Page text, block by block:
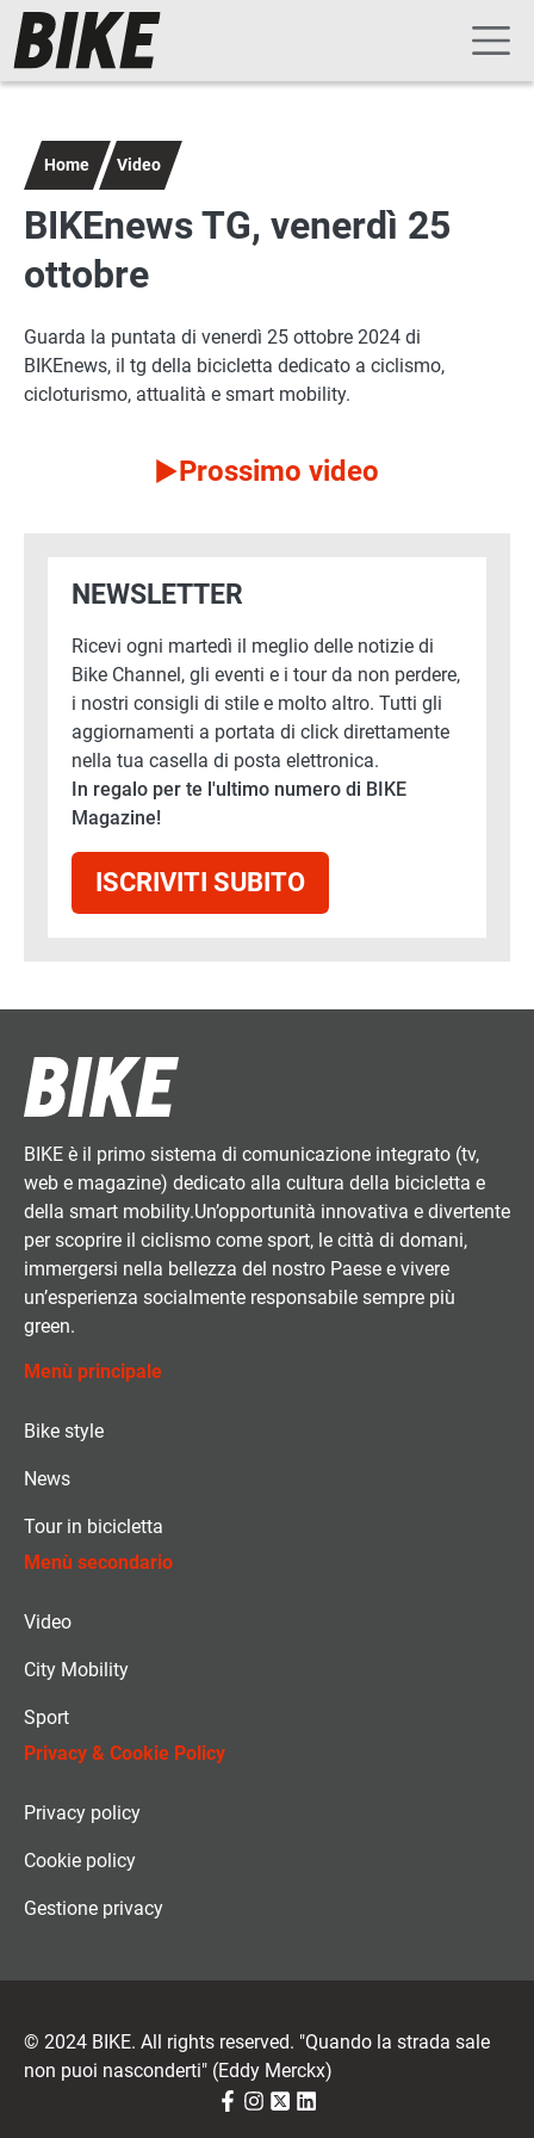
Salta al contenuto principale
Navigazione principale
Home Video
BIKEnews TG, venerdì 25
ottobre
Guarda la puntata di venerdì 25 ottobre 2024 di
BIKEnews, il tg della bicicletta dedicato a ciclismo,
cicloturismo, attualità e smart mobility.
Prossimo video
NEWSLETTER
Ricevi ogni martedì il meglio delle notizie di
Bike Channel, gli eventi e i tour da non perdere,
i nostri consigli di stile e molto altro. Tutti gli
aggiornamenti a portata di click direttamente
nella tua casella di posta elettronica.
In regalo per te l'ultimo numero di BIKE
Magazine!
ISCRIVITI SUBITO
BIKE è il primo sistema di comunicazione integrato (tv,
web e magazine) dedicato alla cultura della bicicletta e
della smart mobility.Un’opportunità innovativa e divertente
per scoprire il ciclismo come sport, le città di domani,
immergersi nella bellezza del nostro Paese e vivere
un’esperienza socialmente responsabile sempre più
green.
Menù principale
Bike style
News
Tour in bicicletta
Menù secondario
Video
City Mobility
Sport
Privacy & Cookie Policy
Privacy policy
Cookie policy
Gestione privacy
© 2024 BIKE. All rights reserved. "Quando la strada sale
non puoi nasconderti" (Eddy Merckx)